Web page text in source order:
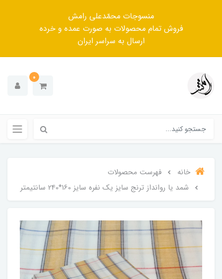
منسوجات محمّدعلی رامش
فروش تمام محصولات به صورت عمده و خرده
ارسال به سراسر ایران
0
خانه
فهرست محصولات
شمد یا روانداز ترنج سایز یک نفره سایز 160*240 سانتیمتر